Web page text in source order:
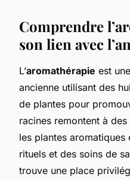
Comprendre
son lien avec
L’aromathérapie est
ancienne utilisant des
de plantes pour
racines remontent à
les plantes
rituels et des soins de
trouve une place